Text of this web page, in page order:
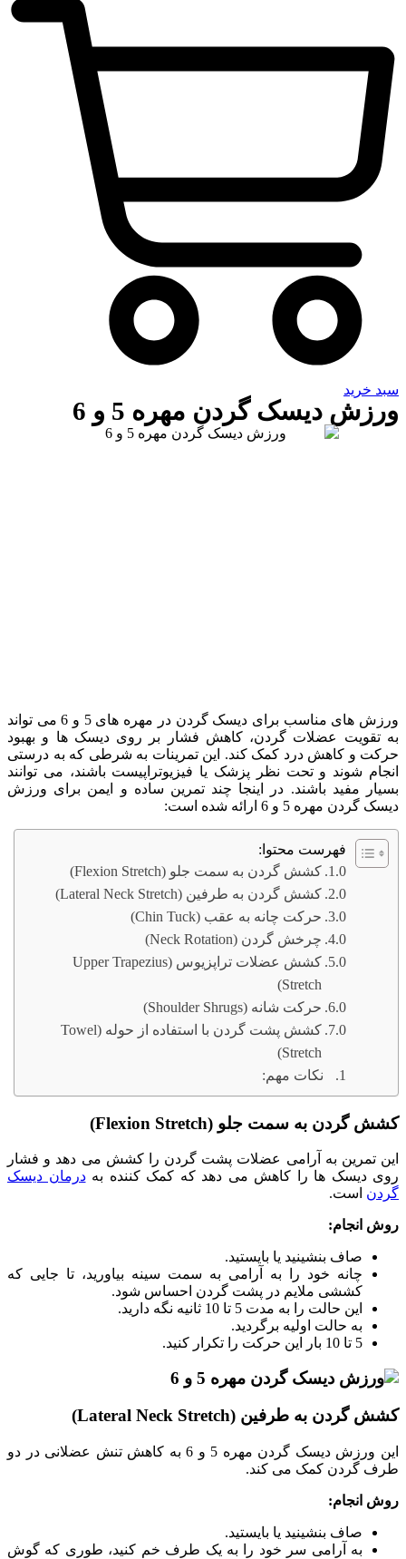
سبد خرید
ورزش دیسک گردن مهره 5 و 6
ورزش‌ های مناسب برای دیسک گردن در مهره ‌های 5 و 6 می ‌تواند
به تقویت عضلات گردن، کاهش فشار بر روی دیسک‌ ها و بهبود
حرکت و کاهش درد کمک کند. این تمرینات به شرطی که به درستی
انجام شوند و تحت نظر پزشک یا فیزیوتراپیست باشند، می ‌توانند
بسیار مفید باشند. در اینجا چند تمرین ساده و ایمن برای ورزش
دیسک گردن مهره 5 و 6 ارائه شده است:
فهرست محتوا:
کشش گردن به سمت جلو (Flexion Stretch)
کشش گردن به طرفین (Lateral Neck Stretch)
حرکت چانه به عقب (Chin Tuck)
چرخش گردن (Neck Rotation)
کشش عضلات تراپزیوس (Upper Trapezius
Stretch)
حرکت شانه (Shoulder Shrugs)
کشش پشت گردن با استفاده از حوله (Towel
Stretch)
نکات مهم:
کشش گردن به سمت جلو (Flexion Stretch)
این تمرین به آرامی عضلات پشت گردن را کشش می ‌دهد و فشار
روی دیسک‌ ها را کاهش می ‌دهد که کمک کننده بهدرمان دیسک
گردن است.
روش انجام:
صاف بنشینید یا بایستید.
چانه خود را به آرامی به سمت سینه بیاورید، تا جایی که
کششی ملایم در پشت گردن احساس شود.
این حالت را به مدت 5 تا 10 ثانیه نگه دارید.
به حالت اولیه برگردید.
5 تا 10 بار این حرکت را تکرار کنید.
کشش گردن به طرفین (Lateral Neck Stretch)
این ورزش دیسک گردن مهره 5 و 6 به کاهش تنش عضلانی در دو
طرف گردن کمک می ‌کند.
روش انجام:
صاف بنشینید یا بایستید.
به آرامی سر خود را به یک طرف خم کنید، طوری که گوش